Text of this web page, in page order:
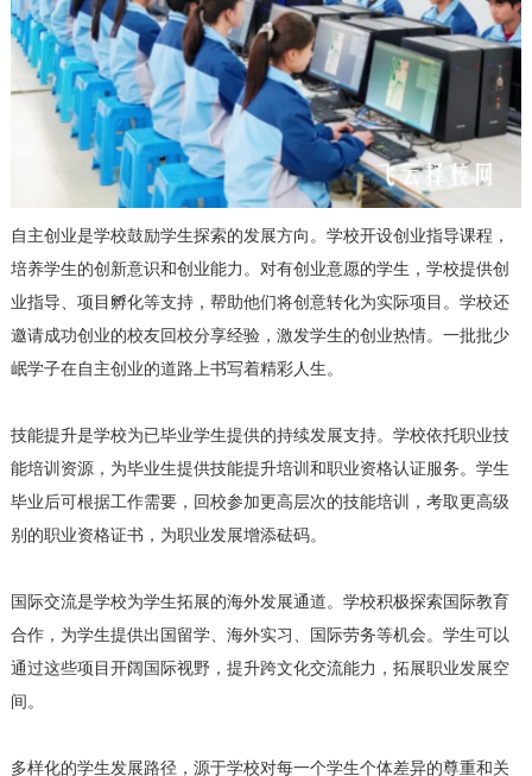
自主创业是学校鼓励学生探索的发展方向。学校开设创业指导课程，
培养学生的创新意识和创业能力。对有创业意愿的学生，学校提供创
业指导、项目孵化等支持，帮助他们将创意转化为实际项目。学校还
邀请成功创业的校友回校分享经验，激发学生的创业热情。一批批少
岷学子在自主创业的道路上书写着精彩人生。
技能提升是学校为已毕业学生提供的持续发展支持。学校依托职业技
能培训资源，为毕业生提供技能提升培训和职业资格认证服务。学生
毕业后可根据工作需要，回校参加更高层次的技能培训，考取更高级
别的职业资格证书，为职业发展增添砝码。
国际交流是学校为学生拓展的海外发展通道。学校积极探索国际教育
合作，为学生提供出国留学、海外实习、国际劳务等机会。学生可以
通过这些项目开阔国际视野，提升跨文化交流能力，拓展职业发展空
间。
多样化的学生发展路径，源于学校对每一个学生个体差异的尊重和关